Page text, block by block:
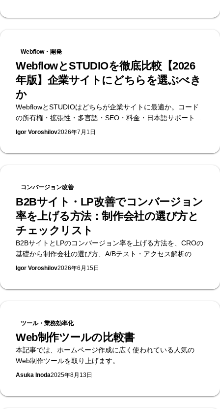
Webflow・開発
WebflowとSTUDIOを徹底比較【2026
年版】企業サイトにどちらを選ぶべき
か
WebflowとSTUDIOはどちらが企業サイトに最適か。コード
の所有権・拡張性・多言語・SEO・料金・日本語サポートを
実務目線で比較します。日本初のWebflow公式エンタープラ
Igor Voroshilov2026年7月1日
コンバージョン改善
B2Bサイト・LP改善でコンバージョン
率を上げる方法：制作会社の選び方と
チェックリスト
B2BサイトとLPのコンバージョン率を上げる方法を、CROの
基礎から制作会社の選び方、A/Bテスト・アクセス解析の実
務、チェックリストまで体系的に解説します。
Igor Voroshilov2026年6月15日
ツール・業務効率化
Web制作ツールの比較書
本記事では、ホームページ作成に広く使われている人気の
Web制作ツールを取り上げます。
Asuka Inoda2025年8月13日